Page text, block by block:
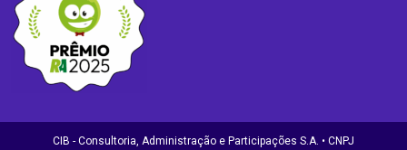
CIB - Consultoria, Administração e Participações S.A. • CNPJ